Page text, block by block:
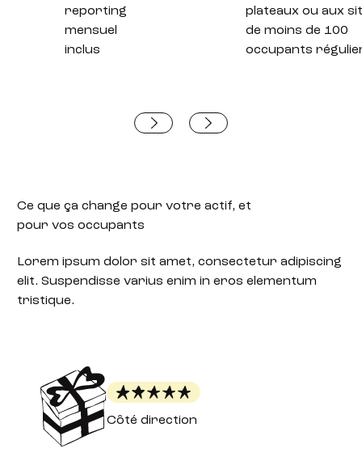
reporting
mensuel
inclus
plateaux ou aux
de moins de 100
occupants
Ce que ça change pour votre actif, et
pour vos occupants
Lorem ipsum dolor sit amet, consectetur adipiscing
elit. Suspendisse varius enim in eros elementum
tristique.
Côté direction